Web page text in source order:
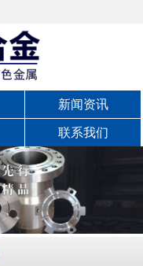
新闻资讯
联系我们